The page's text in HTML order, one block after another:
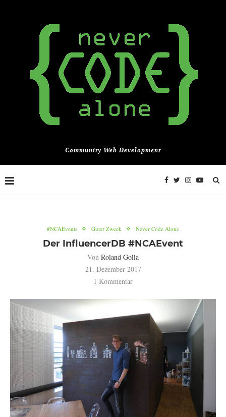
Community Web Development
#NCAEvents Guter Zweck Never Code Alone
Der InfluencerDB #NCAEvent
Von Roland Golla
21. Dezember 2017
1 Kommentar